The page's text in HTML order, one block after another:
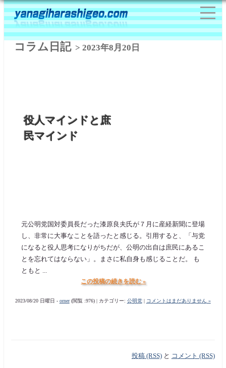
コラム日記> 2023年8月20日
役人マインドと庶
民マインド
元公明党国対委員長だった漆原良夫氏が７月に産経新聞に登場
し、非常に大事なことを語ったと感じる。引用すると、「与党
になると役人思考になりがちだが、公明の出自は庶民にあるこ
とを忘れてはならない」。まさに私自身も感じることだ。 も
ともと ...
この投稿の続きを読む »
2023/08/20 日曜日 - orner(閲覧 :976) | カテゴリー: 公明党| コメントはまだありません »
投稿 (RSS)と コメント (RSS)